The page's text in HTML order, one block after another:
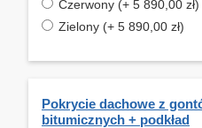
Czerwony (+ 5 890,00 zł)
Zielony (+ 5 890,00 zł)
Pokrycie dachowe z
bitumicznych + podkład